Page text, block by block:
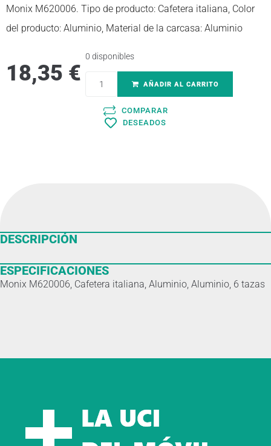
Monix M620006. Tipo de producto: Cafetera italiana, Color
del producto: Aluminio, Material de la carcasa: Aluminio
18,35 €
0 disponibles
AÑADIR AL CARRITO
COMPARAR
DESEADOS
DESCRIPCIÓN
ESPECIFICACIONES
Monix M620006, Cafetera italiana, Aluminio, Aluminio, 6 tazas